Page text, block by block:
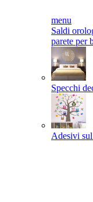
menu
Saldi
parete per
Specchi
Adesivi